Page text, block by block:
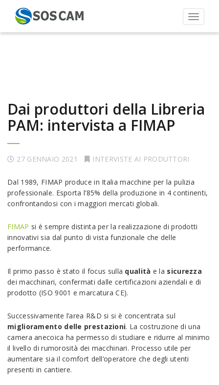
Toggle
Dai produttori della Libreria
PAM: intervista a FIMAP
27 GENNAIO 2021 INTERVISTE AI PRODUTTORI
Dal 1989, FIMAP produce in Italia macchine per la pulizia
professionale. Esporta l’85% della produzione in 4 continenti,
confrontandosi con i maggiori mercati globali.
FIMAP si è sempre distinta per la realizzazione di prodotti
innovativi sia dal punto di vista funzionale che delle
performance.
Il primo passo è stato il focus sulla qualità e la sicurezza
dei macchinari, confermati dalle certificazioni aziendali e di
prodotto (ISO 9001 e marcatura CE).
Successivamente l’area R&D si si è concentrata sul
miglioramento delle prestazioni. La costruzione di una
camera anecoica ha permesso di studiare e ridurre al minimo
il livello di rumorosità dei macchinari. Processo utile per
aumentare sia il comfort dell’operatore che degli utenti
presenti in cantiere.